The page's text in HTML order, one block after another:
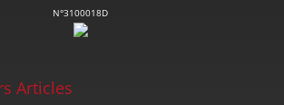
N°3100018D
Articles